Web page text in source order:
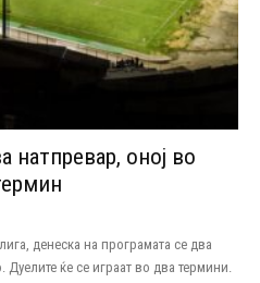
оној во
денеска на програмата се два
ќе се играат во два термини.